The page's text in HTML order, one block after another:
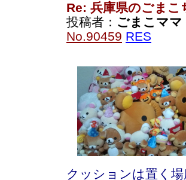
Re: 兵庫県のごまこ
投稿者： ごまこママ
No.90459 RES
クッションは置く